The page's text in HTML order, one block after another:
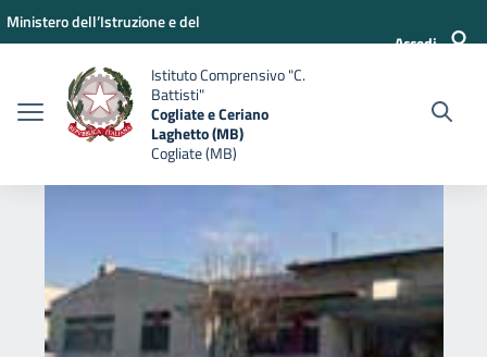
Vai ai contenuti
Vai al menu di navigazione
Vai al footer
Ministero dell’Istruzione e del
Accedi
Istituto Comprensivo "C.
Battisti"
Cogliate e Ceriano
Laghetto (MB)
Cogliate (MB)